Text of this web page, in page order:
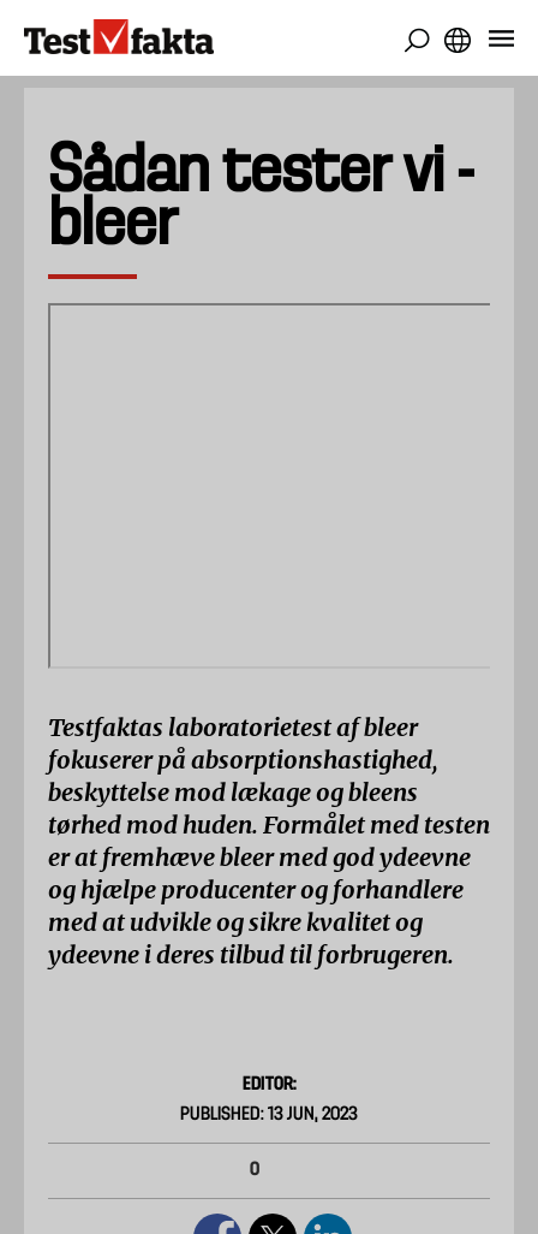
hovedindhold
Sådan tester vi -
bleer
Testfaktas laboratorietest af bleer
fokuserer på absorptionshastighed,
beskyttelse mod lækage og bleens
tørhed mod huden. Formålet med testen
er at fremhæve bleer med god ydeevne
og hjælpe producenter og forhandlere
med at udvikle og sikre kvalitet og
ydeevne i deres tilbud til forbrugeren.
EDITOR:
PUBLISHED: 13 JUN, 2023
0